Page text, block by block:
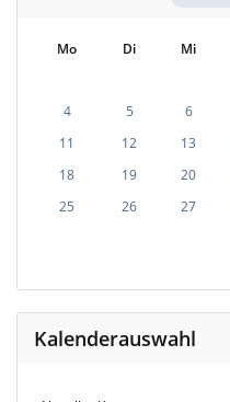
Mo Di Mi
4
5 6
11
12 13
18
19 20
25
26 27
Kalenderauswahl